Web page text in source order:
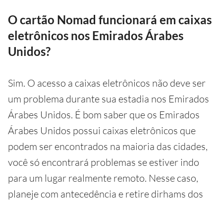
O cartão Nomad funcionará em caixas
eletrônicos nos Emirados Árabes
Unidos?
Sim. O acesso a caixas eletrônicos não deve ser
um problema durante sua estadia nos Emirados
Árabes Unidos. É bom saber que os Emirados
Árabes Unidos possui caixas eletrônicos que
podem ser encontrados na maioria das cidades,
você só encontrará problemas se estiver indo
para um lugar realmente remoto. Nesse caso,
planeje com antecedência e retire dirhams dos